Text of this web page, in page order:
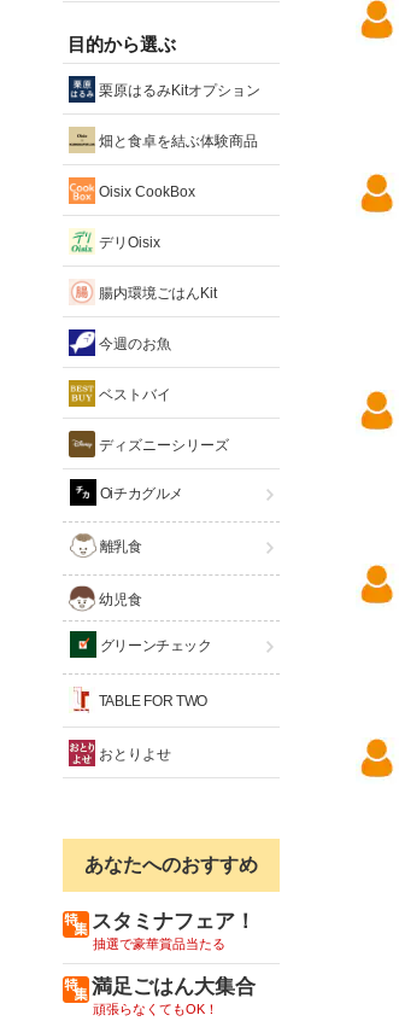
目的から選ぶ
栗原はるみKitオプション
畑と食卓を結ぶ体験商品
Oisix CookBox
デリOisix
腸内環境ごはんKit
今週のお魚
ベストバイ
ディズニーシリーズ
Oiチカグルメ
離乳食
幼児食
グリーンチェック
TABLE FOR TWO
おとりよせ
あなたへのおすすめ
スタミナフェア！
抽選で豪華賞品当たる
満足ごはん大集合
頑張らなくてもOK！